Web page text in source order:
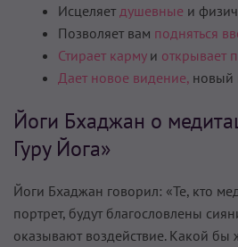
Исцеляет душевные и
Позволяет вам подняться
Стирает кармуи открывает
Дает новое видение, новый
Йоги Бхаджан о
Гуру Йога»
Йоги Бхаджан говорил: «Те, кто
портрет, будут благословлены
оказывают воздействие. Какой бы